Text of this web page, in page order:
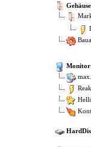
Monitor